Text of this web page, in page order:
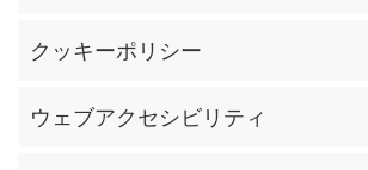
クッキーポリシー
ウェブアクセシビリティ